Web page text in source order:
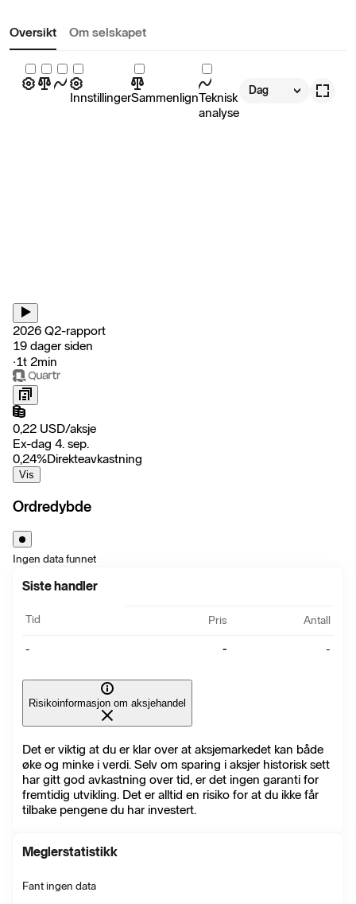
Oversikt Om selskapet
InnstillingerSammenlignTeknisk
analyse
Dag
2026 Q2-rapport
19 dager siden
‧1t 2min
0,22 USD/aksje
Ex-dag 4. sep.
0,24%Direkteavkastning
Vis
Ordredybde
Ingen data funnet
Siste handler
Tid Pris Antall
- - -
Risikoinformasjon om aksjehandel
Det er viktig at du er klar over at aksjemarkedet kan både
øke og minke i verdi. Selv om sparing i aksjer historisk sett
har gitt god avkastning over tid, er det ingen garanti for
fremtidig utvikling. Det er alltid en risiko for at du ikke får
tilbake pengene du har investert.
Meglerstatistikk
Fant ingen data